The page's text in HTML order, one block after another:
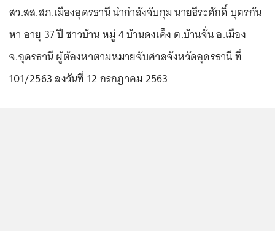
สว.สส.สภ.เมืองอุดรธานี นำกำลังจับกุม นายธีระศักดิ์ บุตรกัน
หา อายุ 37 ปี ชาวบ้าน หมู่ 4 บ้านดงเค็ง ต.บ้านจั่น อ.เมือง
จ.อุดรธานี ผู้ต้องหาตามหมายจับศาลจังหวัดอุดรธานี ที่
101/2563 ลงวันที่ 12 กรกฎาคม 2563